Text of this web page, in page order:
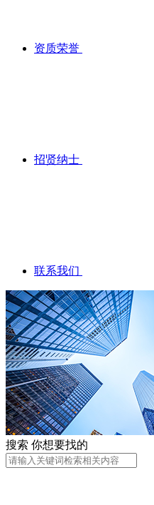
资质荣誉
招贤纳士
联系我们
搜索 你想要找的